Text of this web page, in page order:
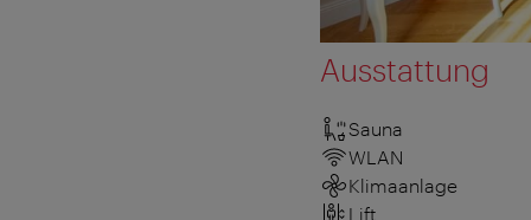
Ausstattung
Sauna
WLAN
Klimaanlage
Lift